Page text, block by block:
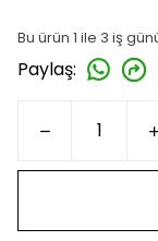
Bu ürün 1 ile 3 iş
Paylaş: